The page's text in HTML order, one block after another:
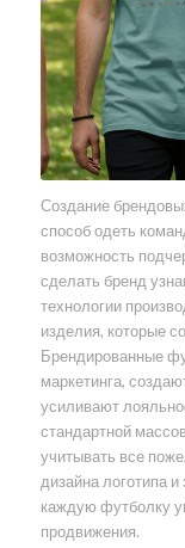
Создание
способ одеть
возможность
сделать бренд
технологии
изделия, которые
Брендированные
маркетинга,
усиливают
стандартной
учитывать все
дизайна логотипа
каждую футболку
продвижения.